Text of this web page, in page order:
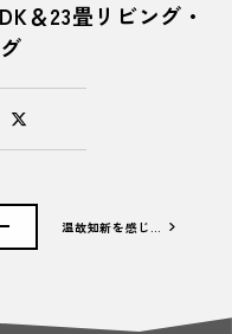
＆23畳リビング・
温故知新を感じ…